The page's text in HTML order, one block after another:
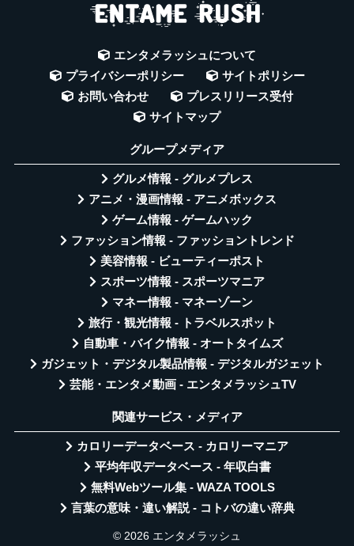
エンタメラッシュについて
プライバシーポリシー
サイトポリシー
お問い合わせ
プレスリリース受付
サイトマップ
グループメディア
グルメ情報 - グルメプレス
アニメ・漫画情報 - アニメボックス
ゲーム情報 - ゲームハック
ファッション情報 - ファッショントレンド
美容情報 - ビューティーポスト
スポーツ情報 - スポーツマニア
マネー情報 - マネーゾーン
旅行・観光情報 - トラベルスポット
自動車・バイク情報 - オートタイムズ
ガジェット・デジタル製品情報 - デジタルガジェット
芸能・エンタメ動画 - エンタメラッシュTV
関連サービス・メディア
カロリーデータベース - カロリーマニア
平均年収データベース - 年収白書
無料Webツール集 - WAZA TOOLS
言葉の意味・違い解説 - コトバの違い辞典
© 2026 エンタメラッシュ